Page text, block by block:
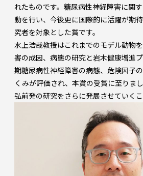
れたものです。糖尿病性神経障害に関
動を行い、今後更に国際的に活躍が期
究者を対象とした賞です。
水上浩哉教授はこれまでのモデル動物
害の成因、病態の研究と岩木健康増進
期糖尿病性神経障害の病態、危険因子
くみが評価され、本賞の受賞に至りま
弘前発の研究をさらに発展させていくこ